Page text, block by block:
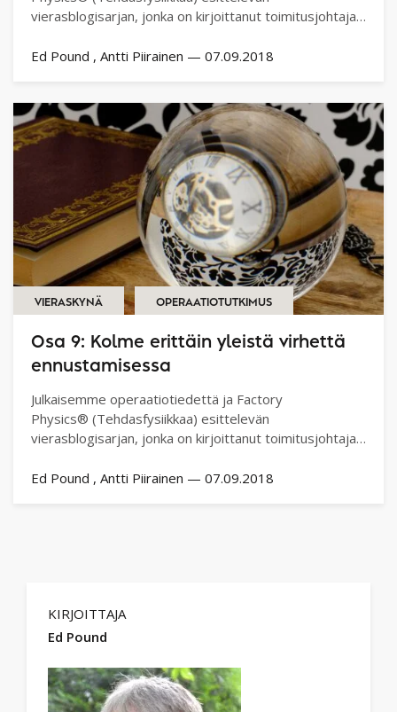
vierasblogisarjan, jonka on kirjoittanut toimitusjohtaja
Ed Pound
Antti Piirainen — 07.09.2018
VIERASKYNÄ OPERAATIOTUTKIMUS
Osa 9: Kolme erittäin yleistä virhettä
ennustamisessa
Julkaisemme operaatiotiedettä ja Factory
Physics® (Tehdasfysiikkaa) esittelevän
vierasblogisarjan, jonka on kirjoittanut toimitusjohtaja
Ed Pound
Antti Piirainen — 07.09.2018
KIRJOITTAJA
Ed Pound